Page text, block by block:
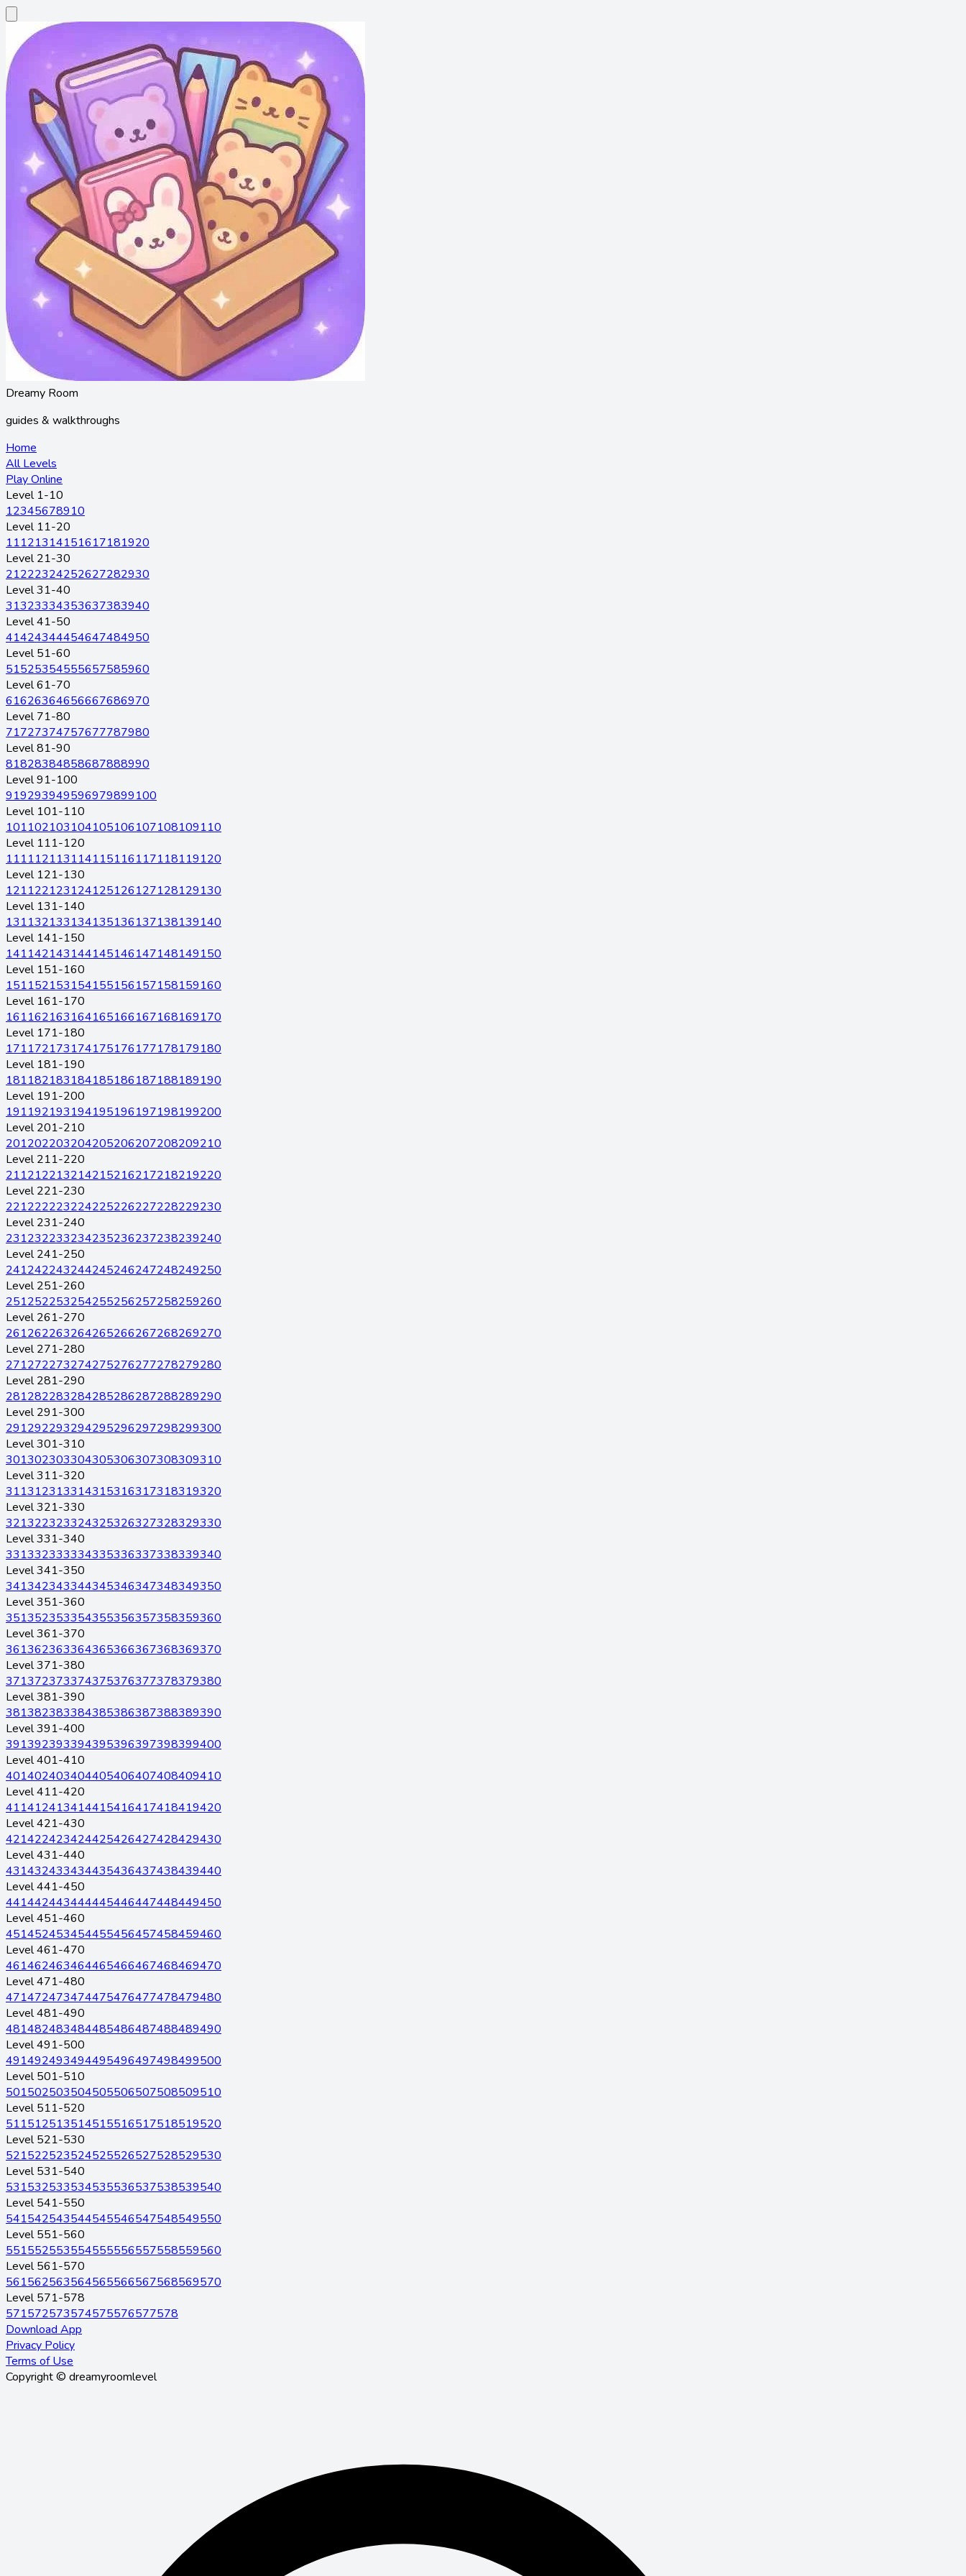
Dreamy Room
guides & walkthroughs
Home
All Levels
Play Online
Level 1-10
12345678910
Level 11-20
11121314151617181920
Level 21-30
21222324252627282930
Level 31-40
31323334353637383940
Level 41-50
41424344454647484950
Level 51-60
51525354555657585960
Level 61-70
61626364656667686970
Level 71-80
71727374757677787980
Level 81-90
81828384858687888990
Level 91-100
919293949596979899100
Level 101-110
101102103104105106107108109110
Level 111-120
111112113114115116117118119120
Level 121-130
121122123124125126127128129130
Level 131-140
131132133134135136137138139140
Level 141-150
141142143144145146147148149150
Level 151-160
151152153154155156157158159160
Level 161-170
161162163164165166167168169170
Level 171-180
171172173174175176177178179180
Level 181-190
181182183184185186187188189190
Level 191-200
191192193194195196197198199200
Level 201-210
201202203204205206207208209210
Level 211-220
211212213214215216217218219220
Level 221-230
221222223224225226227228229230
Level 231-240
231232233234235236237238239240
Level 241-250
241242243244245246247248249250
Level 251-260
251252253254255256257258259260
Level 261-270
261262263264265266267268269270
Level 271-280
271272273274275276277278279280
Level 281-290
281282283284285286287288289290
Level 291-300
291292293294295296297298299300
Level 301-310
301302303304305306307308309310
Level 311-320
311312313314315316317318319320
Level 321-330
321322323324325326327328329330
Level 331-340
331332333334335336337338339340
Level 341-350
341342343344345346347348349350
Level 351-360
351352353354355356357358359360
Level 361-370
361362363364365366367368369370
Level 371-380
371372373374375376377378379380
Level 381-390
381382383384385386387388389390
Level 391-400
391392393394395396397398399400
Level 401-410
401402403404405406407408409410
Level 411-420
411412413414415416417418419420
Level 421-430
421422423424425426427428429430
Level 431-440
431432433434435436437438439440
Level 441-450
441442443444445446447448449450
Level 451-460
451452453454455456457458459460
Level 461-470
461462463464465466467468469470
Level 471-480
471472473474475476477478479480
Level 481-490
481482483484485486487488489490
Level 491-500
491492493494495496497498499500
Level 501-510
501502503504505506507508509510
Level 511-520
511512513514515516517518519520
Level 521-530
521522523524525526527528529530
Level 531-540
531532533534535536537538539540
Level 541-550
541542543544545546547548549550
Level 551-560
551552553554555556557558559560
Level 561-570
561562563564565566567568569570
Level 571-578
571572573574575576577578
Download App
Privacy Policy
Terms of Use
Copyright © dreamyroomlevel